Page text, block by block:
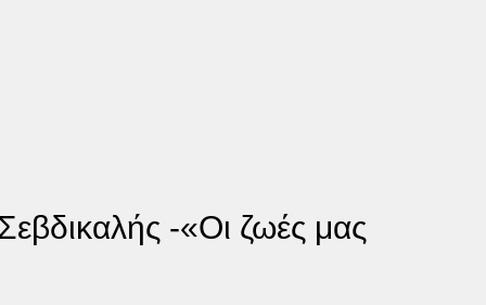
-«Οι ζωές μας